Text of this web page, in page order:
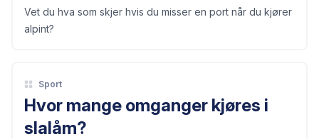
Vet du hva som skjer hvis du misser en port når du kjører
alpint?
Sport
Hvor mange omganger kjøres i
slalåm?